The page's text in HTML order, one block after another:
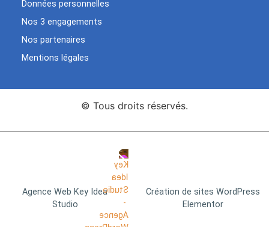
Données personnelles
Nos 3 engagements
Nos partenaires
Mentions légales
© Tous droits réservés.
Agence Web Key Idea
Studio
Création de sites WordPress
Elementor